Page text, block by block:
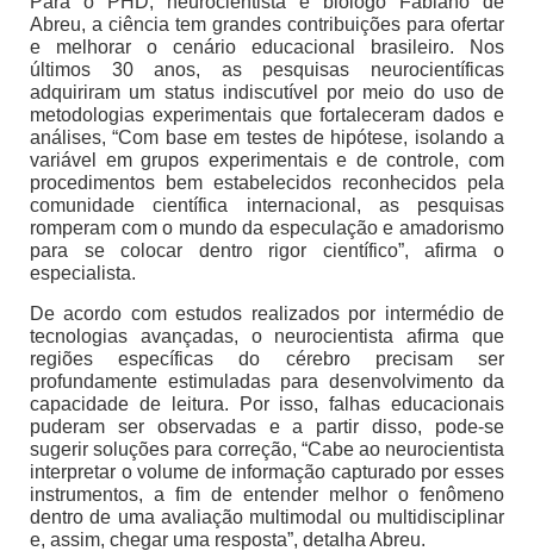
Abreu, a ciência tem grandes contribuições para ofertar
e melhorar o cenário educacional brasileiro. Nos
últimos 30 anos, as pesquisas neurocientíficas
adquiriram um status indiscutível por meio do uso de
metodologias experimentais que fortaleceram dados e
análises, “Com base em testes de hipótese, isolando a
variável em grupos experimentais e de controle, com
procedimentos bem estabelecidos reconhecidos pela
comunidade científica internacional, as pesquisas
romperam com o mundo da especulação e amadorismo
para se colocar dentro rigor científico”, afirma o
especialista.
De acordo com estudos realizados por intermédio de
tecnologias avançadas, o neurocientista afirma que
regiões específicas do cérebro precisam ser
profundamente estimuladas para desenvolvimento da
capacidade de leitura. Por isso, falhas educacionais
puderam ser observadas e a partir disso, pode-se
sugerir soluções para correção, “Cabe ao neurocientista
interpretar o volume de informação capturado por esses
instrumentos, a fim de entender melhor o fenômeno
dentro de uma avaliação multimodal ou multidisciplinar
e, assim, chegar uma resposta”, detalha Abreu.